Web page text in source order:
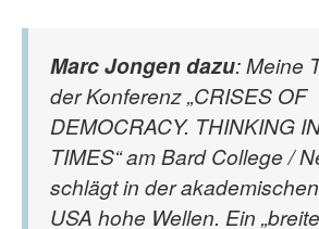
Marc Jongen dazu: Meine
der Konferenz „CRISES OF
DEMOCRACY. THINKING
TIMES“ am Bard College /
schlägt in der
USA hohe Wellen. Ein